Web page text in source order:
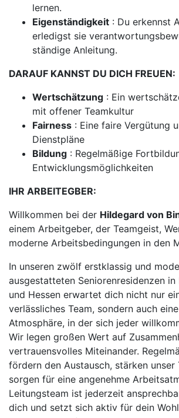
lernen.
Eigenständigkeit : Du erkennst
erledigst sie
ständige Anleitung.
DARAUF KANNST DU DICH FREUEN:
Wertschätzung : Ein
mit offener Teamkultur
Fairness : Eine faire Vergütung
Dienstpläne
Bildung : Regelmäßige
Entwicklungsmöglichkeiten
IHR ARBEITEGBER:
Willkommen bei der Hildegard von
einem Arbeitgeber, der Teamgeist,
moderne Arbeitsbedingungen in den
In unseren zwölf erstklassig und
ausgestatteten Seniorenresidenzen in
und Hessen erwartet dich nicht nur
verlässliches Team, sondern auch
Atmosphäre, in der sich jeder
Wir legen großen Wert auf
vertrauensvolles Miteinander.
fördern den Austausch, stärken unser
sorgen für eine angenehme
Leitungsteam ist jederzeit
dich und setzt sich aktiv für dein